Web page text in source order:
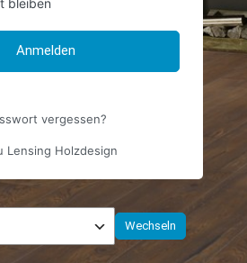
bleiben
vergessen?
Lensing Holzdesign